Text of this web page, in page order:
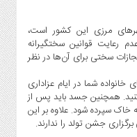
مرزی این کشور است،
رعایت قوانین سختگیرانه
سختی برای آن‌ها در نظر
شما در ایام عزاداری
کنید. همچنین جسد باید پس از
خاک سپرده شود. علاوه بر این
جشن تولد را ندارند.